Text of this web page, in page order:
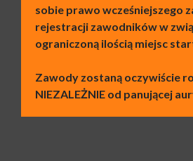
sobie prawo wcześniejszego
rejestracji zawodników w
ograniczoną ilością miejsc
Zawody zostaną oczywiście
NIEZALEŻNIE od panującej